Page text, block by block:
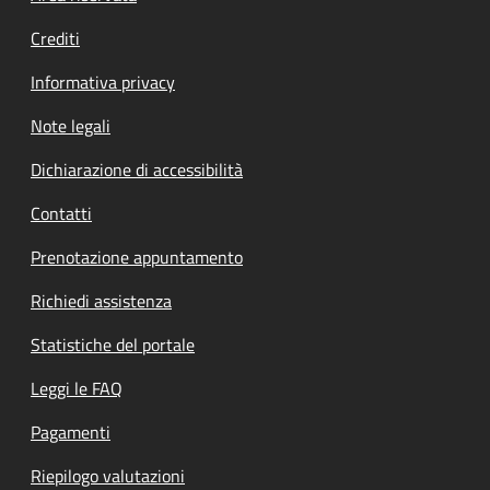
Crediti
Informativa privacy
Note legali
Dichiarazione di accessibilità
Contatti
Prenotazione appuntamento
Richiedi assistenza
Statistiche del portale
Leggi le FAQ
Pagamenti
Riepilogo valutazioni